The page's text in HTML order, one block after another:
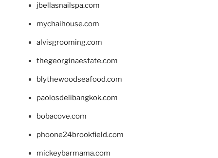
jbellasnailspa.com
mychaihouse.com
alvisgrooming.com
thegeorginaestate.com
blythewoodseafood.com
paolosdelibangkok.com
bobacove.com
phoone24brookfield.com
mickeybarmama.com